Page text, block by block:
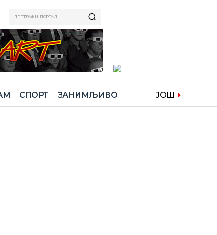
ПРЕТРАЖИ ПОРТАЛ
СПОРТ ЗАНИМЉИВО ЈОШ